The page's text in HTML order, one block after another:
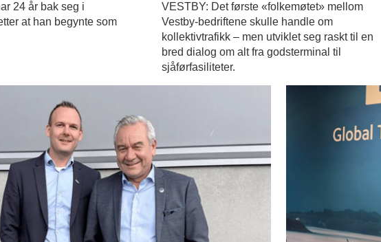
24 år bak seg i
at han begynte som
VESTBY: Det første «folkemøtet» mellom
Vestby-bedriftene skulle handle om
kollektivtrafikk – men utviklet seg raskt til en
bred dialog om alt fra godsterminal til
sjåførfasiliteter.